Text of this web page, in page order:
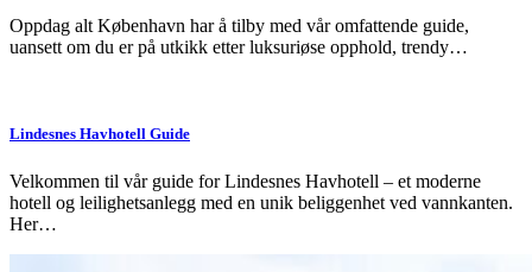
Oppdag alt København har å tilby med vår omfattende guide,
uansett om du er på utkikk etter luksuriøse opphold, trendy…
Lindesnes Havhotell Guide
Velkommen til vår guide for Lindesnes Havhotell – et moderne
hotell og leilighetsanlegg med en unik beliggenhet ved vannkanten.
Her…